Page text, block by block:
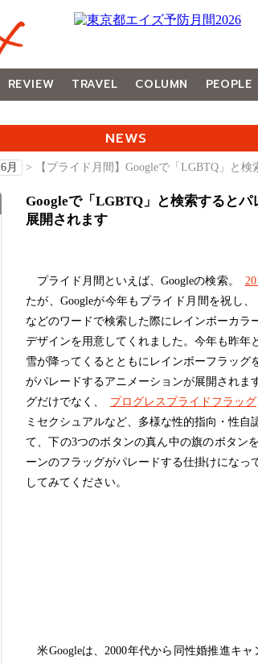
REVIEW TRAVEL COLUMN PEOPLE
NEWS
6月 > 【プライド月間】Googleで「LGBTQ」と検
Googleで「LGBTQ」と検索すると
展開されます
プライド月間といえば、Googleの検索。
たが、Googleが今年もプライド月間を祝し、
などのワードで検索した際にレインボーカラ
デザインを用意してくれました。今年も昨年
雪が降ってくるとともにレインボーフラッグ
がパレードするアニメーションが展開されま
グだけでなく、
プログレスプライドフラッグ
ミセクシュアルなど、多様な性的指向・性自
て、下の3つのボタンの真ん中の旗のボタン
ーンのフラッグがパレードする仕掛けになっ
してみてください。
米Googleは、2000年代から同性婚推進キャ